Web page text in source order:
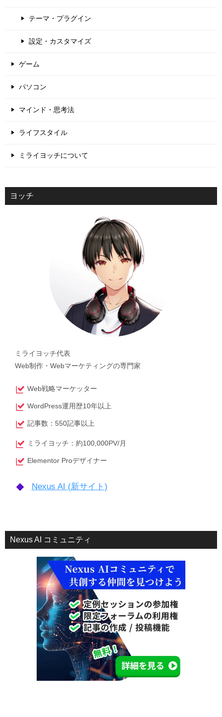
テーマ・プラグイン
設定・カスタマイズ
ゲーム
パソコン
マインド・思考法
ライフスタイル
ミライヨッチについて
ヨッチ
ミライヨッチ代表
Web制作・Webマーケティングの専門家
Web戦略マーケッター
WordPress運用歴10年以上
記事数：550記事以上
ミライヨッチ：約100,000PV/月
Elementor Proデザイナー
Nexus AI (新サイト)
Nexus AI コミュニティ